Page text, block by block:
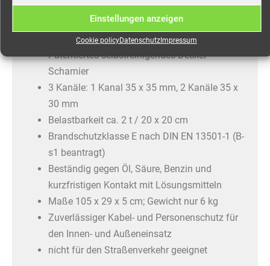
Einstellungen anzeigen
Cookie policyDatenschutz Impressum
Warnwirkung und sicherer Verriegelung (auch
mit schwarzem Deckel erhältlich, Art. Nr.
85200BLK)
Patentiertes selbstreinigendes Deckel-
Scharnier
3 Kanäle: 1 Kanal 35 x 35 mm, 2 Kanäle 35 x
30 mm
Belastbarkeit ca. 2 t / 20 x 20 cm
Brandschutzklasse E nach DIN EN 13501-1 (B-
s1 beantragt)
Beständig gegen Öl, Säure, Benzin und
kurzfristigen Kontakt mit Lösungsmitteln
Maße 105 x 29 x 5 cm; Gewicht nur 6 kg
Zuverlässiger Kabel- und Personenschutz für
den Innen- und Außeneinsatz
nicht für den Straßenverkehr geeignet